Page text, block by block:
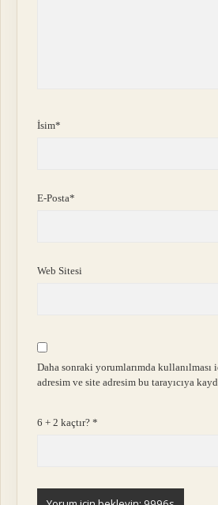
İsim*
E-Posta*
Web Sitesi
Daha sonraki yorumlarımda kullanılması
adresim ve site adresim bu tarayıcıya
6 + 2 kaçtır?*